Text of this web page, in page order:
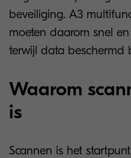
beveiliging. A3
moeten daarom snel
terwijl data beschermd
Waarom
is
Scannen is het